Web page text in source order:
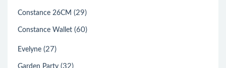
Constance 26CM (29)
Constance Wallet (60)
Evelyne (27)
Garden Party (32)